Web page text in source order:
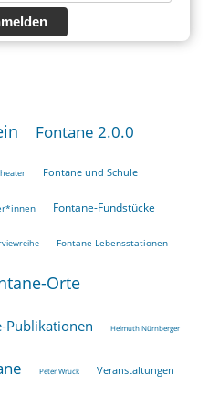
Fontane 2.0.0
Fontane und Schule
Fontane-Fundstücke
Fontane-Lebensstationen
Orte
Publikationen Helmuth Nürnberger
Peter Wruck Veranstaltungen